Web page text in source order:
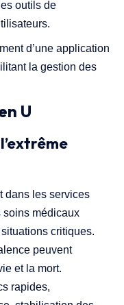
outils de
d’une application
la gestion des
U
dans les services
soins médicaux
critiques.
peuvent
et la mort.
rapides,